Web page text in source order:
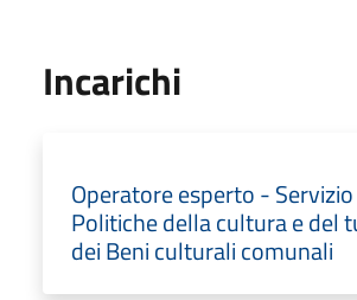
Incarichi
Operatore esperto -
Politiche della cultura e del
dei Beni culturali comunali